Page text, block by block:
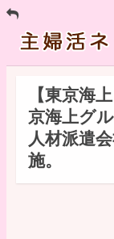
【東京海
京海上グ
人材派遣
施。